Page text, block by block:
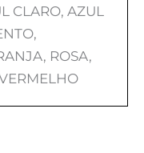
CLARO, AZUL
ROSA,